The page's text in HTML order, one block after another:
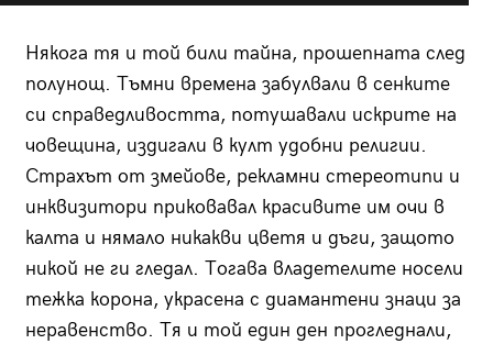
Някога тя и той били тайна, прошепната след
полунощ. Тъмни времена забулвали в сенките
си справедливостта, потушавали искрите на
човещина, издигали в култ удобни религии.
Страхът от змейове, рекламни стереотипи и
инквизитори приковавал красивите им очи в
калта и нямало никакви цветя и дъги, защото
никой не ги гледал. Тогава владетелите носели
тежка корона, украсена с диамантени знаци за
неравенство. Тя и той един ден прогледнали,